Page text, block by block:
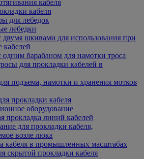
кабеля
кабеля
для лебедок
лебедки
двумя шкивами для использования при
кабелей
одним барабаном для намотки троса
для прокладки кабелей в
подъема, намотки и хранения мотков
прокладки кабеля
оборудование
прокладка линий кабелей
для прокладки кабеля,
возле люка
кабеля в промышленных масштабах
скрытой прокладки кабеля